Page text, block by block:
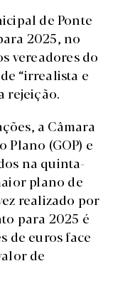
de Ponte
2025, no
vereadores do
“irrealista e
rejeição.
a Câmara
Plano (GOP) e
na quinta-
plano de
realizado por
para 2025 é
de euros face
de